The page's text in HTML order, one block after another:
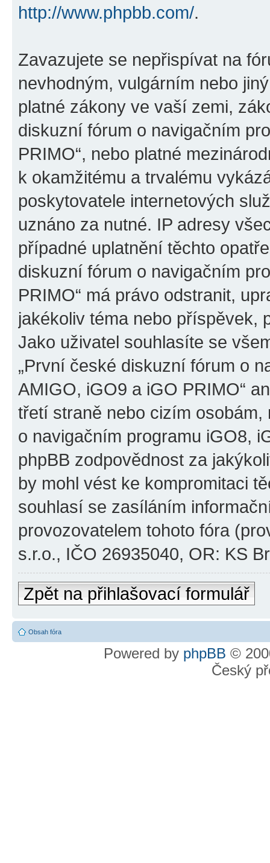
http://www.phpbb.com/.
Zavazujete se nepřispívat na
nevhodným, vulgárním nebo
platné zákony ve vaší zemi,
diskuzní fórum o navigačním
PRIMO“, nebo platné
k okamžitému a trvalému
poskytovatele internetových
uznáno za nutné. IP adresy
případné uplatnění těchto
diskuzní fórum o navigačním
PRIMO“ má právo odstranit,
jakékoliv téma nebo příspěvek,
Jako uživatel souhlasíte se
„První české diskuzní fórum o
AMIGO, iGO9 a iGO PRIMO“
třetí straně nebo cizím
o navigačním programu iGO8,
phpBB zodpovědnost za
by mohl vést ke kompromitaci
souhlasí se zasíláním
provozovatelem tohoto fóra
s.r.o., IČO 26935040, OR: KS
Zpět na přihlašovací formulář
Obsah fóra
Powered by phpBB ©
Český